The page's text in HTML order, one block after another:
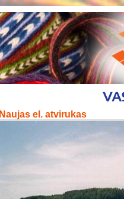
Naujas el. atvirukas